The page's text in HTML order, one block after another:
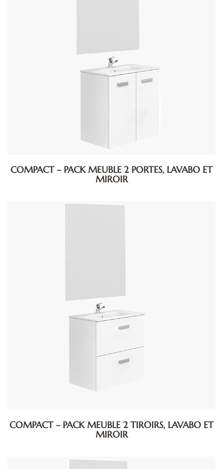
COMPACT – PACK MEUBLE 2 PORTES, LAVABO ET
MIROIR
COMPACT – PACK MEUBLE 2 TIROIRS, LAVABO ET
MIROIR